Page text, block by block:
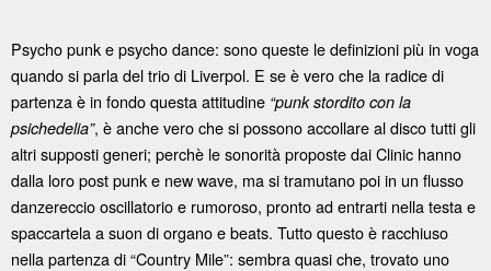
Psycho punk e psycho dance: sono queste le definizioni più in voga
quando si parla del trio di Liverpol. E se è vero che la radice di
partenza è in fondo questa attitudine “punk stordito con la
psichedelia”, è anche vero che si possono accollare al disco tutti gli
altri supposti generi; perchè le sonorità proposte dai Clinic hanno
dalla loro post punk e new wave, ma si tramutano poi in un flusso
danzereccio oscillatorio e rumoroso, pronto ad entrarti nella testa e
spaccartela a suon di organo e beats. Tutto questo è racchiuso
nella partenza di “Country Mile”: sembra quasi che, trovato uno